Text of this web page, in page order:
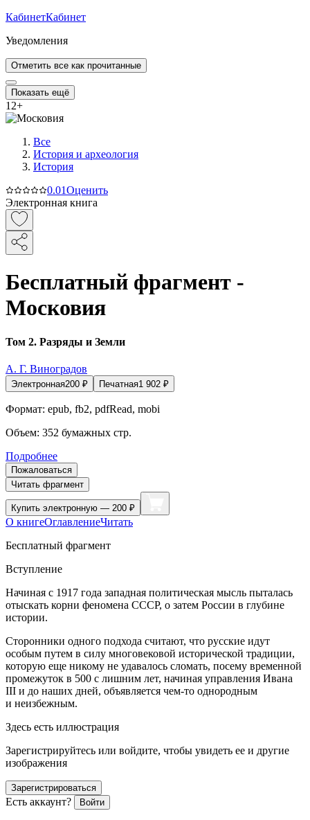
КабинетКабинет
Уведомления
Отметить все как прочитанные
Показать ещё
12+
Все
История и археология
История
0.01Оценить
Электронная книга
Бесплатный фрагмент -
Московия
Том 2. Разряды и Земли
А. Г. Виноградов
Электронная200 ₽ Печатная1 902 ₽
Формат: epub, fb2, pdfRead, mobi
Объем: 352 бумажных стр.
Подробнее
Пожаловаться
Читать фрагмент
Купить электронную — 200 ₽
О книгеОглавлениеЧитать
Бесплатный фрагмент
Вступление
Начиная с 1917 года западная политическая мысль пыталась
отыскать корни феномена СССР, о затем России в глубине
истории.
Сторонники одного подхода считают, что русские идут
особым путем в силу многовековой исторической традиции,
которую еще никому не удавалось сломать, посему временной
промежуток в 500 с лишним лет, начиная управления Ивана
III и до наших дней, объявляется чем-то однородным
и неизбежным.
Здесь есть иллюстрация
Зарегистрируйтесь или войдите, чтобы увидеть ее и другие
изображения
Зарегистрироваться
Есть аккаунт? Войти